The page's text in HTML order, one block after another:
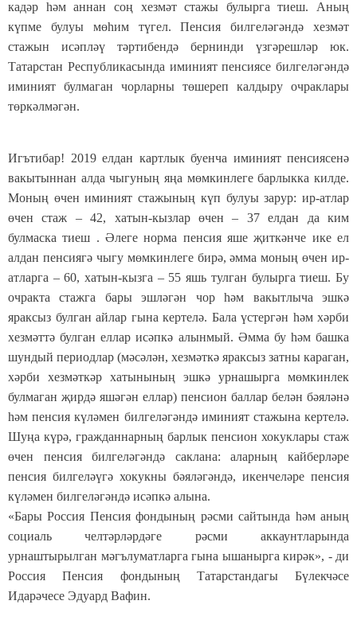
кадәр һәм аннан соң хезмәт стажы булырга тиеш. Аның
күпме булуы мөһим түгел. Пенсия билгеләгәндә хезмәт
стажын исәпләү тәртибендә бернинди үзгәрешләр юк.
Татарстан Республикасында иминият пенсиясе билгеләгәндә
иминият булмаган чорларны төшереп калдыру очраклары
төркәлмәгән.
Игътибар! 2019 елдан картлык буенча иминият пенсиясенә
вакытыннан алда чыгуның яңа мөмкинлеге барлыкка килде.
Моның өчен иминият стажының күп булуы зарур: ир-атлар
өчен стаж – 42, хатын-кызлар өчен – 37 елдан да ким
булмаска тиеш . Әлеге норма пенсия яше җиткәнче ике ел
алдан пенсиягә чыгу мөмкинлеге бирә, әмма моның өчен ир-
атларга – 60, хатын-кызга – 55 яшь тулган булырга тиеш. Бу
очракта стажга бары эшләгән чор һәм вакытлыча эшкә
яраксыз булган айлар гына кертелә. Бала үстергән һәм хәрби
хезмәттә булган еллар исәпкә алынмый. Әмма бу һәм башка
шундый периодлар (мәсәлән, хезмәткә яраксыз затны караган,
хәрби хезмәткәр хатынының эшкә урнашырга мөмкинлек
булмаган җирдә яшәгән еллар) пенсион баллар белән бәяләнә
һәм пенсия күләмен билгеләгәндә иминият стажына кертелә.
Шуңа күрә, гражданнарның барлык пенсион хокуклары стаж
өчен пенсия билгеләгәндә саклана: аларның кайберләре
пенсия билгеләүгә хокукны бәяләгәндә, икенчеләре пенсия
күләмен билгеләгәндә исәпкә алына.
«Бары Россия Пенсия фондының рәсми сайтында һәм аның
социаль челтәрләрдәге рәсми аккаунтларында
урнаштырылган мәгълуматларга гына ышанырга кирәк», - ди
Россия Пенсия фондының Татарстандагы Бүлекчәсе
Идарәчесе Эдуард Вафин.